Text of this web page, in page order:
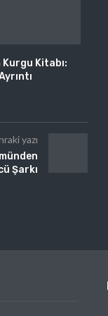
Kurgu Kitabı:
yazı
Şarkı